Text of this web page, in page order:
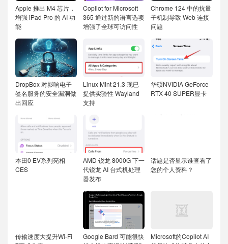
Apple 推出 M4 芯片，
增强 iPad Pro 的 AI 功
能
Copilot for Microsoft
365 通过新的语言选项
增强了全球可访问性
Chrome 124 中的抗量
子机制导致 Web 连接
问题
DropBox 对影响电子
签名服务的安全漏洞做
出回应
Linux Mint 21.3 现已
提供实验性 Wayland
支持
华硕NVIDIA GeForce
RTX 40 SUPER显卡
本田0 EV系列亮相
CES
AMD 锐龙 8000G 下一
代锐龙 AI 台式机处理
器发布
话题是否显示谁查看了
您的个人资料？
传输速度大提升Wi-Fi
Google Bard 可能很快
Microsoft的Copilot AI